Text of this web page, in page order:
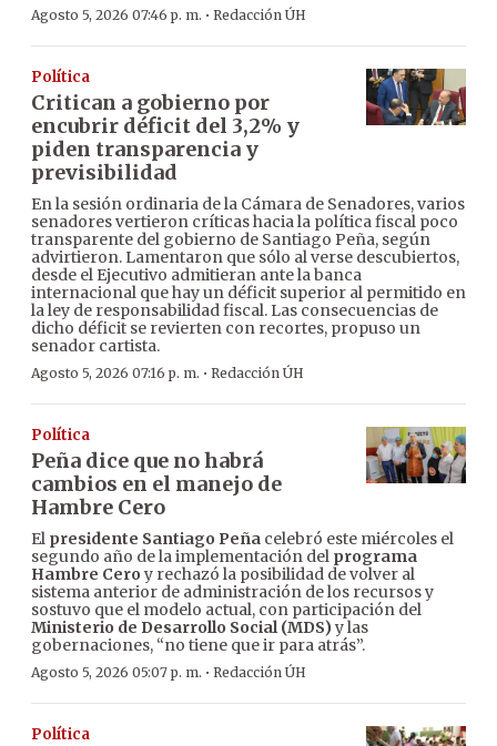
Agosto 5, 2026 07:46 p. m. · Redacción ÚH
Política
Critican a gobierno por
encubrir déficit del 3,2% y
piden transparencia y
previsibilidad
En la sesión ordinaria de la Cámara de Senadores, varios
senadores vertieron críticas hacia la política fiscal poco
transparente del gobierno de Santiago Peña, según
advirtieron. Lamentaron que sólo al verse descubiertos,
desde el Ejecutivo admitieran ante la banca
internacional que hay un déficit superior al permitido en
la ley de responsabilidad fiscal. Las consecuencias de
dicho déficit se revierten con recortes, propuso un
senador cartista.
Agosto 5, 2026 07:16 p. m. · Redacción ÚH
Política
Peña dice que no habrá
cambios en el manejo de
Hambre Cero
El presidente Santiago Peña celebró este miércoles el
segundo año de la implementación del programa
Hambre Cero y rechazó la posibilidad de volver al
sistema anterior de administración de los recursos y
sostuvo que el modelo actual, con participación del
Ministerio de Desarrollo Social (MDS)y las
gobernaciones, “no tiene que ir para atrás”.
Agosto 5, 2026 05:07 p. m. · Redacción ÚH
Política